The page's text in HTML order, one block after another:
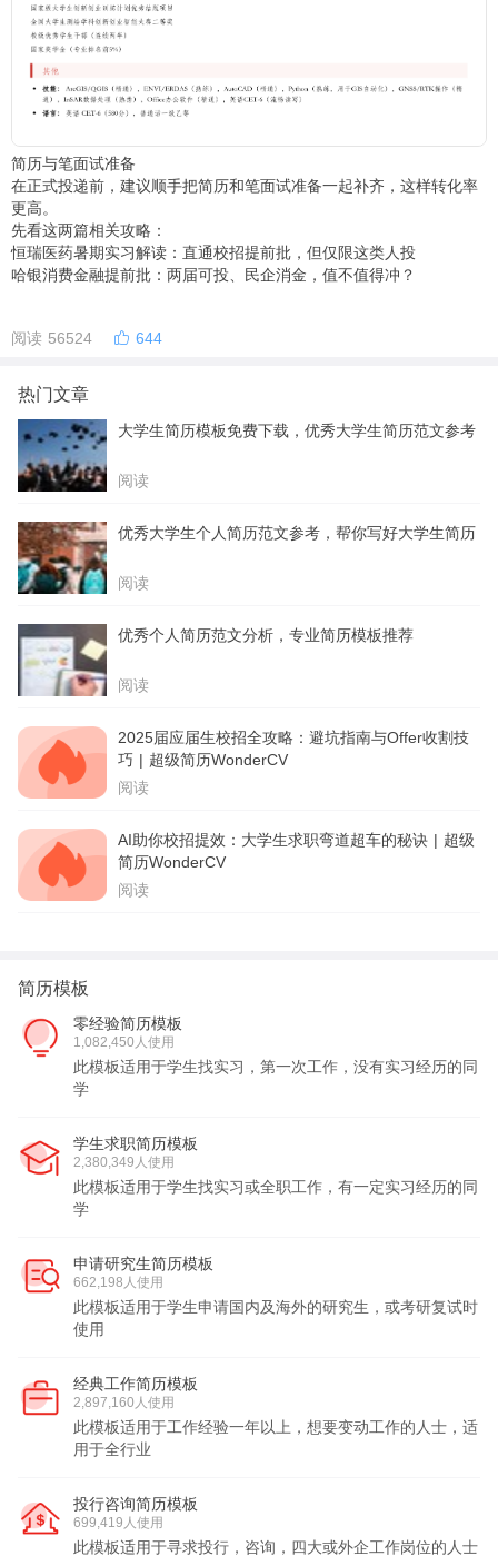
简历与笔面试准备
在正式投递前，建议顺手把简历和笔面试准备一起补齐，这样转化率
更高。
先看这两篇相关攻略：
恒瑞医药暑期实习解读：直通校招提前批，但仅限这类人投
哈银消费金融提前批：两届可投、民企消金，值不值得冲？
阅读 56524 644
热门文章
大学生简历模板免费下载，优秀大学生简历范文参考
阅读
优秀大学生个人简历范文参考，帮你写好大学生简历
阅读
优秀个人简历范文分析，专业简历模板推荐
阅读
2025届应届生校招全攻略：避坑指南与Offer收割技
巧 | 超级简历WonderCV
阅读
AI助你校招提效：大学生求职弯道超车的秘诀 | 超级
简历WonderCV
阅读
简历模板
零经验简历模板
1,082,450人使用
此模板适用于学生找实习，第一次工作，没有实习经历的同
学
学生求职简历模板
2,380,349人使用
此模板适用于学生找实习或全职工作，有一定实习经历的同
学
申请研究生简历模板
662,198人使用
此模板适用于学生申请国内及海外的研究生，或考研复试时
使用
经典工作简历模板
2,897,160人使用
此模板适用于工作经验一年以上，想要变动工作的人士，适
用于全行业
投行咨询简历模板
699,419人使用
此模板适用于寻求投行，咨询，四大或外企工作岗位的人士